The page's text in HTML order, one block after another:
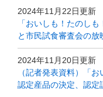
2024年11月22日更新
「おいしも！たのし
と市民試食審査会の放
2024年11月20日更新
（記者発表資料）「
認定産品の決定、認定